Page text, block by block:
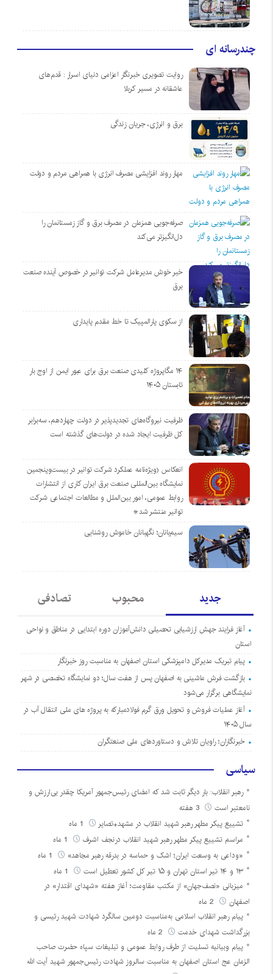
چندرسانه ای
روایت تصویری خبرنگار اعزامی دنیای اسرار : قدم‌های
عاشقانه در مسیر کربلا
برق و انرژی، جریان زندگی
مهار روند افزایشی مصرف انرژی با همراهی مردم و دولت
صرفه‌جویی همزمان در مصرف برق و گاز زمستانمان را
دل‌انگیزتر می‌کند
خبر خوش مدیرعامل شرکت توانیر در خصوص آینده صنعت
برق
از سکوی پارالمپیک تا خط مقدم پایداری
۱۴ مگاپروژه‌ کلیدی صنعت برق برای عبور ایمن از اوج بار
تابستان ۱۴۰۵
ظرفیت نیروگاه‌های تجدیدپذیر در دولت چهاردهم، سه‌برابر
کل ظرفیت ایجاد شده در دولت‌های گذشته است
انعکاس (ویژه‌نامه عملکرد شرکت توانیر در بیست‌وپنجمین
نمایشگاه بین‌المللی صنعت برق ایران کاری از انتشارات
روابط عمومی، امور بین‌الملل و مطالعات اجتماعی شرکت
توانیر منتشر شد*
سیم‌بانان؛ نگهبانان خاموش روشنایی
جدید محبوب تصادفی
آغاز فرایند جهش ارزشیابی تحصیلی دانش‌آموزان دوره ابتدایی در مناطق و نواحی
استان
پیام تبریک مدیرکل دامپزشکی استان اصفهان به مناسبت روز خبرنگار
بازگشت فرش ماشینی به اصفهان پس از هفت سال؛ دو نمایشگاه تخصصی در شهر
نمایشگاهی برگزار می‌شود
آغاز عملیات فروش و تحویل ورق گرم فولادمبارکه به پروژه های ملی انتقال آب در
سال ۱۴۰۵
خبرنگاران؛ راویان تلاش و دستاوردهای ملی صنعتگران
سیاسی
رهبر انقلاب: بار دیگر ثابت شد که امضای رئیس‌جمهور آمریکا چقدر بی‌ارزش و
نامعتبر است
3 هفته
تشییع پیکر مطهر رهبر شهید انقلاب در مشهد+تصایر
مراسم تشییع پیکر مطهر رهبر شهید انقلاب درنجف اشرف
«وداعی به وسعت ایران؛ اشک و حماسه در بدرقه رهبر مجاهد»
۱۳ و ۱۴ تیر استان تهران و ۱۵ تیر کل کشور تعطیل است
میزبانی «نصف‌جهان» از مکتب مقاومت؛ آغاز هفته «شهدای اقتدار» در
اصفهان
پیام رهبر انقلاب اسلامی به‌مناسبت دومین سالگرد شهادت شهید رئیسی و
بزرگداشت شهدای خدمت
پیام وبیانیه تسلیت از طرف روابط عمومی و تبلیغات سپاه حضرت صاحب
الزمان عج استان اصفهان به مناسبت سالروز شهادت رئیس‌جمهور شهید آیت الله